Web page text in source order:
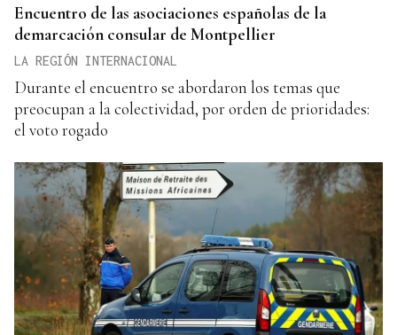
Encuentro de las asociaciones españolas de la
demarcación consular de Montpellier
LA REGIÓN INTERNACIONAL
Durante el encuentro se abordaron los temas que
preocupan a la colectividad, por orden de prioridades:
el voto rogado